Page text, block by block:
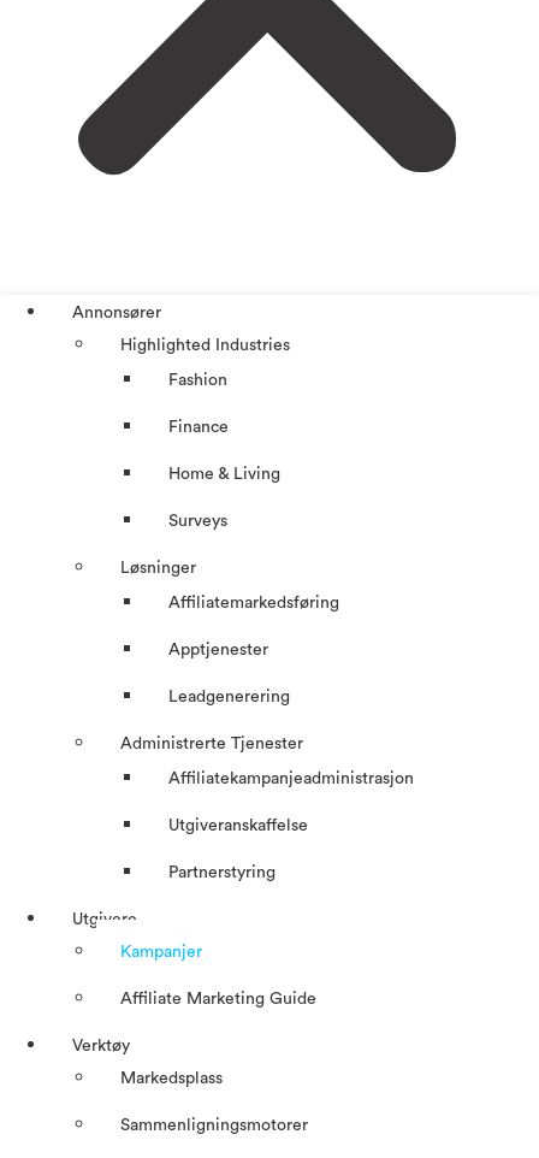
Annonsører
Highlighted Industries
Fashion
Finance
Home & Living
Surveys
Løsninger
Affiliatemarkedsføring
Apptjenester
Leadgenerering
Administrerte Tjenester
Affiliatekampanjeadministrasjon
Utgiveranskaffelse
Partnerstyring
Utgivere
Kampanjer
Affiliate Marketing Guide
Verktøy
Markedsplass
Sammenligningsmotorer